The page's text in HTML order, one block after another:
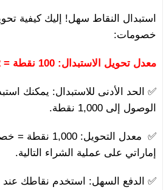
استبدال النقاط سهل! إليك كيفية
خصومات:
معدل تحويل الاستبدال: 100 نقطة = 2 درهم إماراتي
✅ الحد الأدنى للاستبدال: يمكنك
الوصول إلى 1,000 نقطة.
إماراتي على عملية الشراء التالية.
✅ الدفع السهل: استخدم نقاطك عند